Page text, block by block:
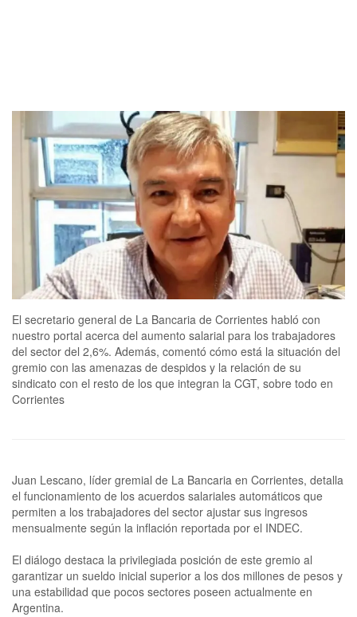
El secretario general de La Bancaria de Corrientes habló con
nuestro portal acerca del aumento salarial para los trabajadores
del sector del 2,6%. Además, comentó cómo está la situación del
gremio con las amenazas de despidos y la relación de su
sindicato con el resto de los que integran la CGT, sobre todo en
Corrientes
Juan Lescano, líder gremial de La Bancaria en Corrientes, detalla
el funcionamiento de los acuerdos salariales automáticos que
permiten a los trabajadores del sector ajustar sus ingresos
mensualmente según la inflación reportada por el INDEC.
El diálogo destaca la privilegiada posición de este gremio al
garantizar un sueldo inicial superior a los dos millones de pesos y
una estabilidad que pocos sectores poseen actualmente en
Argentina.